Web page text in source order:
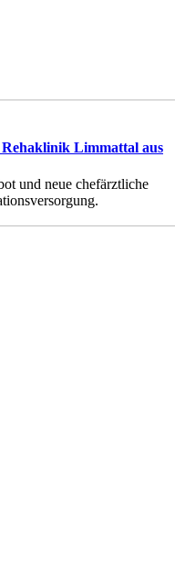
Limmattal aus
und neue chefärztliche